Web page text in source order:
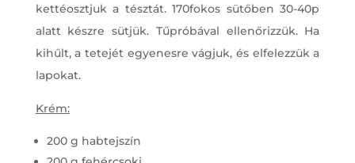
kettéosztjuk a tésztát. 170fokos sütőben 30-40p
alatt készre sütjük. Tűpróbával ellenőrizzük. Ha
kihűlt, a tetejét egyenesre vágjuk, és elfelezzük a
lapokat.
Krém:
200 g habtejszín